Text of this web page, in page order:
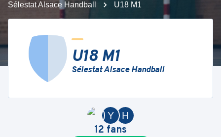
Sélestat Alsace Handball
U18 M1
U18 M1
Sélestat Alsace Handball
H
Y
12 fans